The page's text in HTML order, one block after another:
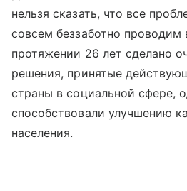
нельзя сказать, что все
совсем беззаботно проводим
протяжении 26 лет сделано
решения, принятые
страны в социальной сфере,
способствовали улучшению
населения.